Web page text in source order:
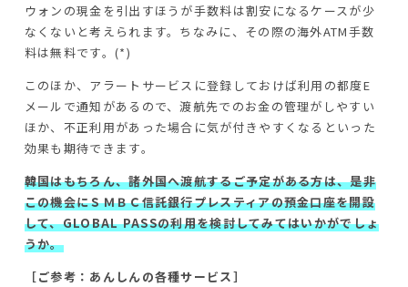
ウォンの現金を引出すほうが手数料は割安になるケースが少
なくないと考えられます。ちなみに、その際の海外ATM手数
料は無料です。(*)
このほか、アラートサービスに登録しておけば利用の都度E
メールで通知があるので、渡航先でのお金の管理がしやすい
ほか、不正利用があった場合に気が付きやすくなるといった
効果も期待できます。
韓国はもちろん、諸外国へ渡航するご予定がある方は、是非
この機会にＳＭＢＣ信託銀行プレスティアの預金口座を開設
して、GLOBAL PASSの利用を検討してみてはいかがでしょ
うか。
［ご参考：あんしんの各種サービス］